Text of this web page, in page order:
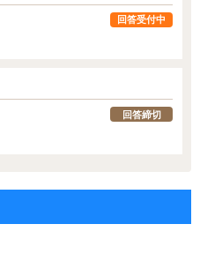
回答受付中
回答締切